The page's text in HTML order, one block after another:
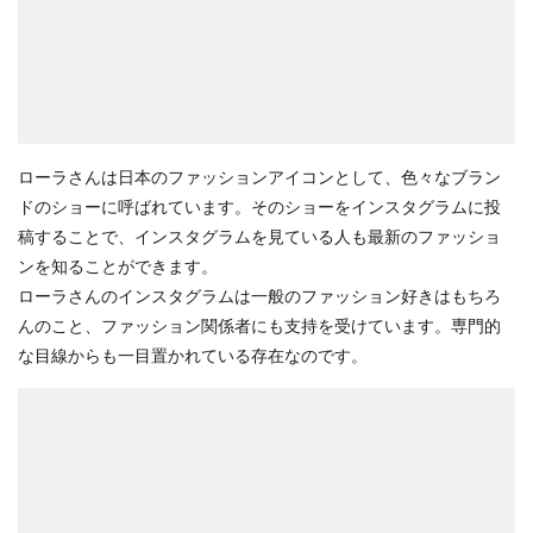
ローラさんは日本のファッションアイコンとして、色々なブラン
ドのショーに呼ばれています。そのショーをインスタグラムに投
稿することで、インスタグラムを見ている人も最新のファッショ
ンを知ることができます。
ローラさんのインスタグラムは一般のファッション好きはもちろ
んのこと、ファッション関係者にも支持を受けています。専門的
な目線からも一目置かれている存在なのです。